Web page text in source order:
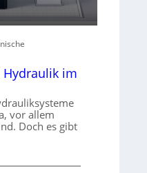
im
vor allem
Doch es gibt